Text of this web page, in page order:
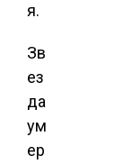
я.
Зв
ез
да
ум
ер